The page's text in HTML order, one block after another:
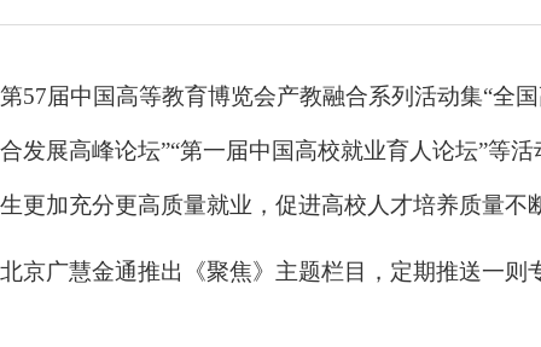
第57届中国高等教育博览会产教融合系列活动集“全
合发展高峰论坛”“第一届中国高校就业育人论坛”等
生更加充分更高质量就业，促进高校人才培养质量
北京广慧金通推出《聚焦》主题栏目，定期推送一则